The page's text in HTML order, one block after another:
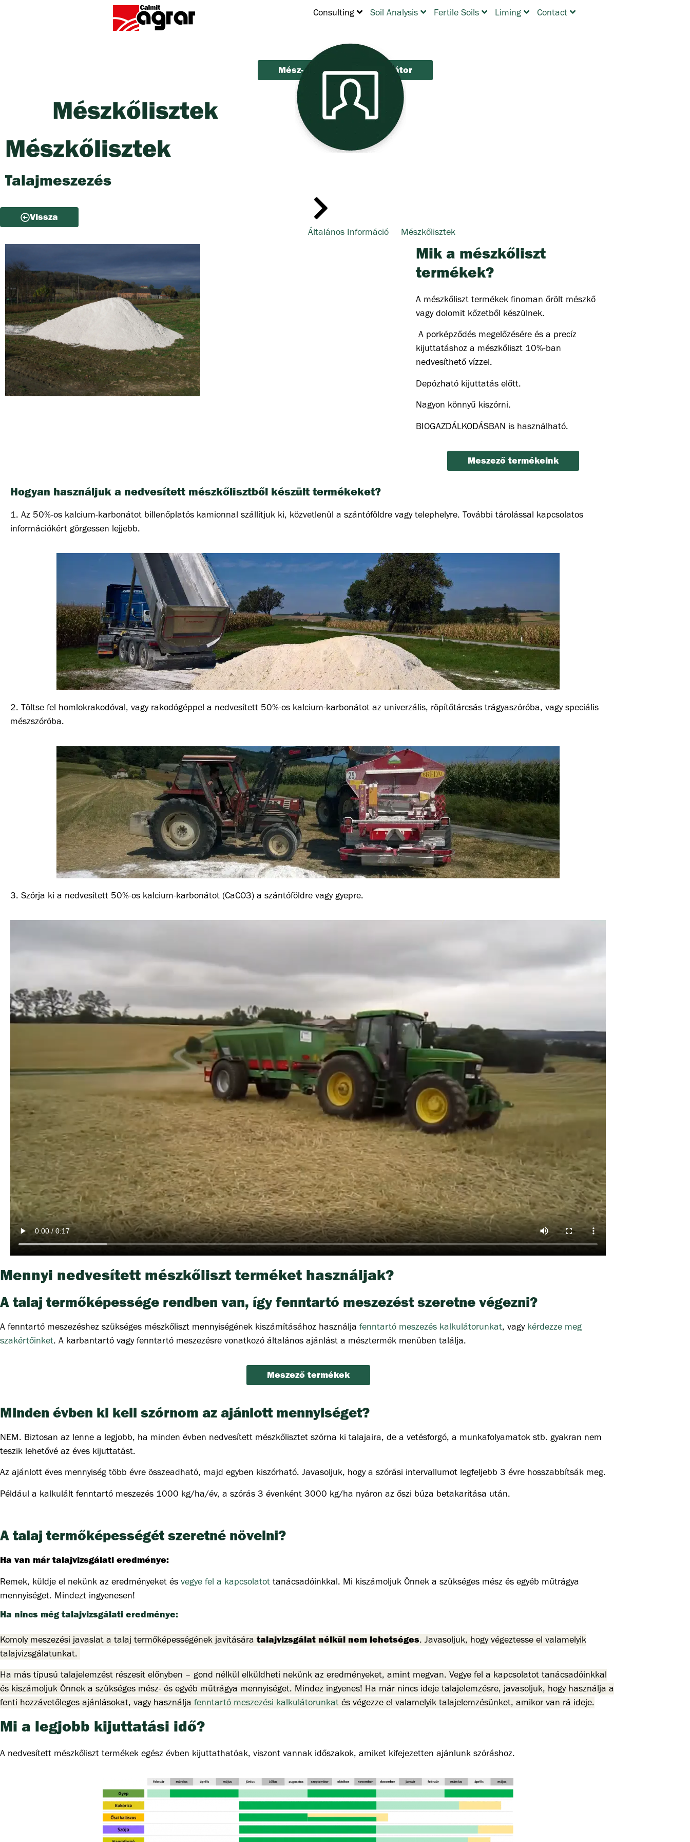
Consulting Soil Analysis Fertile Soils Liming Contact
Mész- és baktérium kalkulátor
Mészkőlisztek
Mészkőlisztek
Talajmeszezés
Vissza
Általános Információ Mészkőlisztek
Mik a mészkőliszt
termékek?
A mészkőliszt termékek finoman őrölt mészkő
vagy dolomit kőzetből készülnek.
A porképződés megelőzésére és a precíz
kijuttatáshoz a mészkőliszt 10%-ban
nedvesíthető vízzel.
Depózható kijuttatás előtt.
Nagyon könnyű kiszórni.
BIOGAZDÁLKODÁSBAN is használható.
Meszező termékeink
Hogyan használjuk a nedvesített mészkőlisztből készült termékeket?
1. Az 50%-os kalcium-karbonátot billenőplatós kamionnal szállítjuk ki, közvetlenül a szántóföldre vagy telephelyre. További tárolással kapcsolatos
információkért görgessen lejjebb.
2. Töltse fel homlokrakodóval, vagy rakodógéppel a nedvesített 50%-os kalcium-karbonátot az univerzális, röpítőtárcsás trágyaszóróba, vagy speciális
mészszóróba.
3. Szórja ki a nedvesített 50%-os kalcium-karbonátot (CaCO3) a szántóföldre vagy gyepre.
Mennyi nedvesített mészkőliszt terméket használjak?
A talaj termőképessége rendben van, így fenntartó meszezést szeretne végezni?
A fenntartó meszezéshez szükséges mészkőliszt mennyiségének kiszámításához használja fenntartó meszezés kalkulátorunkat, vagy kérdezze meg
szakértőinket. A karbantartó vagy fenntartó meszezésre vonatkozó általános ajánlást a mésztermék menüben találja.
Meszező termékek
Minden évben ki kell szórnom az ajánlott mennyiséget?
NEM. Biztosan az lenne a legjobb, ha minden évben nedvesített mészkőlisztet szórna ki talajaira, de a vetésforgó, a munkafolyamatok stb. gyakran nem
teszik lehetővé az éves kijuttatást.
Az ajánlott éves mennyiség több évre összeadható, majd egyben kiszórható. Javasoljuk, hogy a szórási intervallumot legfeljebb 3 évre hosszabbítsák meg.
Például a kalkulált fenntartó meszezés 1000 kg/ha/év, a szórás 3 évenként 3000 kg/ha nyáron az őszi búza betakarítása után.
A talaj termőképességét szeretné növelni?
Ha van már talajvizsgálati eredménye:
Remek, küldje el nekünk az eredményeket és vegye fel a kapcsolatot tanácsadóinkkal. Mi kiszámoljuk Önnek a szükséges mész és egyéb műtrágya
mennyiséget. Mindezt ingyenesen!
Ha nincs még talajvizsgálati eredménye:
Komoly meszezési javaslat a talaj termőképességének javítására talajvizsgálat nélkül nem lehetséges. Javasoljuk, hogy végeztesse el valamelyik
talajvizsgálatunkat.
Ha más típusú talajelemzést részesít előnyben – gond nélkül elküldheti nekünk az eredményeket, amint megvan. Vegye fel a kapcsolatot tanácsadóinkkal
és kiszámoljuk Önnek a szükséges mész- és egyéb műtrágya mennyiséget. Mindez ingyenes! Ha már nincs ideje talajelemzésre, javasoljuk, hogy használja a
fenti hozzávetőleges ajánlásokat, vagy használja fenntartó meszezési kalkulátorunkat és végezze el valamelyik talajelemzésünket, amikor van rá ideje.
Mi a legjobb kijuttatási idő?
A nedvesített mészkőliszt termékek egész évben kijuttathatóak, viszont vannak időszakok, amiket kifejezetten ajánlunk szóráshoz.